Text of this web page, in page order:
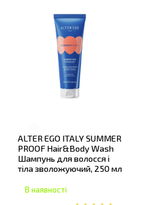
ALTER EGO ITALY SUMMER
PROOF Hair&Body Wash
Шампунь для волосся і
тіла зволожуючий, 250 мл
В наявності